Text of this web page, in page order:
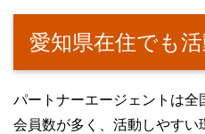
愛知県在住でも
パートナーエージェントは全
会員数が多く、活動しやす